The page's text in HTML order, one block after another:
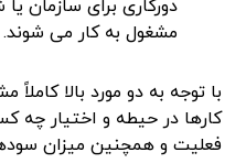
دورکاری برای سازمان
مشغول به کار می شوند.
با توجه به دو مورد بالا
کارها در حیطه و اختیار چه
فعلیت و همچنین میزان